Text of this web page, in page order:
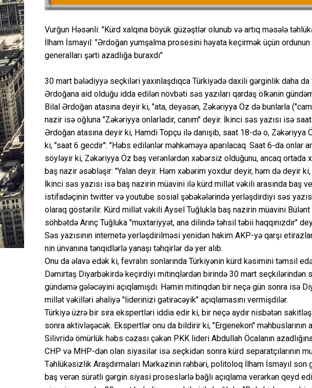
Vurğun Həsənli: "Kürd xalqına böyük güzəştlər olunub və artıq məsələ
İlham İsmayıl: "Ərdoğan yumşalma prosesini həyata keçirmək üçün ordunun
generalları şərti azadlığa buraxdı"
30 mart bələdiyyə seçkiləri yaxınlaşdıqca Türkiyədə daxili gərginlik daha
Ərdoğana aid olduğu idda edilən növbəti səs yazıları qardaş ölkənin
Bilal Ərdoğan atasına deyir ki, "ata, deyəsən, Zəkəriyya Öz də bunlarla
nazir isə oğluna "Zəkəriyya onlarladır, canım" deyir. İkinci səs yazısı isə
Ərdoğan atasına deyir ki, Hamdi Topçu ilə danışıb, saat 18-də o, Zəkəriyya
ki, "saat 6 gecdir": "Həbs edilənlər məhkəməyə aparılacaq. Saat 6-da onlar
söyləyir ki, Zəkəriyya Öz baş verənlərdən xəbərsiz olduğunu, ancaq ortada
baş nazir əsəbləşir: "Yalan deyir. Həm xəbərim yoxdur deyir, həm də deyir
İkinci səs yazısı isə baş nazirin müavini ilə kürd millət vəkili arasında baş
istifadəçinin twitter və youtube sosial şəbəkələrində yerləşdirdiyi səs
olaraq göstərilir. Kürd millət vəkili Aysel Tuğlukla baş nazirin müavini
söhbətdə Arınç Tuğluka "muxtariyyət, ana dilində təhsil təbii haqqınızdır"
Səs yazısının internetə yerləşdirilməsi yenidən hakim AKP-yə qarşı
nin ünvanına tənqidlərlə yanaşı təhqirlər də yer alıb.
Onu da əlavə edək ki, fevralın sonlarında Türkiyənin kürd kəsimini təmsil
Dəmirtaş Diyarbəkirdə keçirdiyi mitinqlərdən birində 30 mart seçkilərindən
gündəmə gələcəyini açıqlamışdı. Həmin mitinqdən bir neçə gün sonra isə
millət vəkilləri əhaliyə "liderinizi gətirəcəyik" açıqlamasını vermişdilər.
Türkiyə üzrə bir sıra ekspertləri iddia edir ki, bir neçə aydır nisbətən
sonra aktivləşəcək. Ekspertlər onu da bildirir ki, "Ergenekon" məhbuslarının
Silivridə ömürlük həbs cəzası çəkən PKK lideri Abdullah Öcalanın
CHP və MHP-dən olan siyasilər isə seçkidən sonra kürd separatçılarının
Təhlükəsizlik Araşdırmaları Mərkəzinin rəhbəri, politoloq İlham İsmayıl
baş verən sürətli gərgin siyasi proseslərlə bağlı açıqlama verərkən qeyd